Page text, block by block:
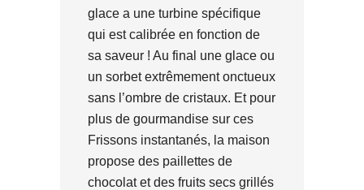
glace a une turbine spécifique
qui est calibrée en fonction de
sa saveur ! Au final une glace ou
un sorbet extrêmement onctueux
sans l’ombre de cristaux. Et pour
plus de gourmandise sur ces
Frissons instantanés, la maison
propose des paillettes de
chocolat et des fruits secs grillés